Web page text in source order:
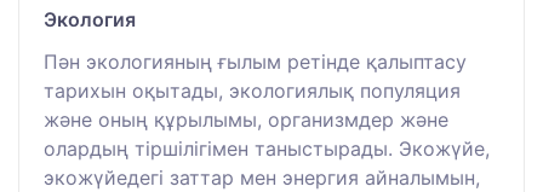
Экология
Пән экологияның ғылым ретінде қалыптасу
тарихын оқытады, экологиялық популяция
және оның құрылымы, организмдер және
олардың тіршілігімен таныстырады. Экожүйе,
экожүйедегі заттар мен энергия айналымын,